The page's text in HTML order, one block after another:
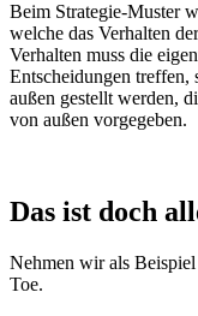
Beim Strategie-Muster
welche das Verhalten
Verhalten muss die
Entscheidungen
außen gestellt werden,
von außen vorgegeben.
Das ist doch
Nehmen wir als
Toe.